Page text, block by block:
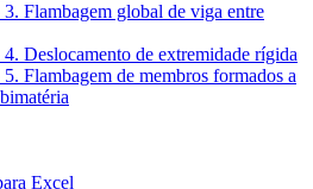
Flambagem global de viga entre
Deslocamento de extremidade rígida
Flambagem de membros formados a
Excel